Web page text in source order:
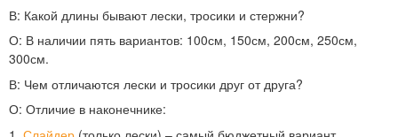
В: Какой длины бывают лески, тросики и стержни?
О: В наличии пять вариантов: 100см, 150см, 200см, 250см,
300см.
В: Чем отличаются лески и тросики друг от друга?
О: Отличие в наконечнике: